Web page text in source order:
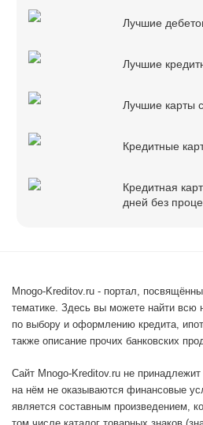
Лучшие
Лучшие
Лучшие карты
Кредитные
Кредитная
дней без
Mnogo-Kreditov.ru - портал,
тематике. Здесь вы можете найти
по выбору и оформлению кредита,
также описание прочих банковских
Сайт Mnogo-Kreditov.ru не
на нём не оказываются финансовые
является составным произведением,